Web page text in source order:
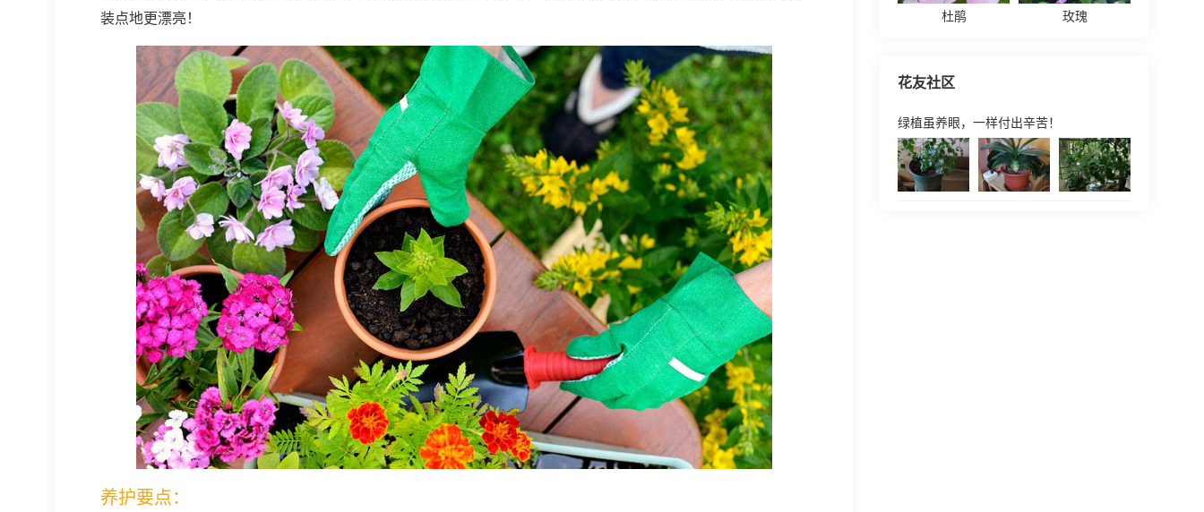
装点地更漂亮！
养护要点：
杜鹃 玫瑰
花友社区
绿植虽养眼，一样付出辛苦！